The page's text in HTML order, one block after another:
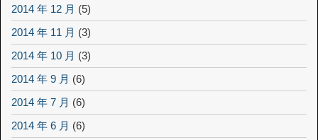
2014 年 12 月 (5)
2014 年 11 月 (3)
2014 年 10 月 (3)
2014 年 9 月 (6)
2014 年 7 月 (6)
2014 年 6 月 (6)